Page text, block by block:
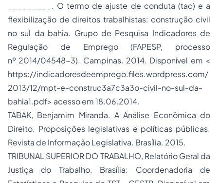
_________. O termo de ajuste de conduta (tac) e a
flexibilização de direitos trabalhistas: construção civil
no sul da bahia. Grupo de Pesquisa Indicadores de
Regulação de Emprego (FAPESP, processo
nº 2014/04548-3). Campinas. 2014. Disponível em <
https://indicadoresdeemprego.files.wordpress.com/
2013/12/mpt-e-construc3a7c3a3o-civil-no-sul-da-
bahia1.pdf> acesso em 18.06.2014.
TABAK, Benjamim Miranda. A Análise Econômica do
Direito. Proposições legislativas e políticas públicas.
Revista de Informação Legislativa. Brasília. 2015.
TRIBUNAL SUPERIOR DO TRABALHO, Relatório Geral da
Justiça do Trabalho. Brasília: Coordenadoria de